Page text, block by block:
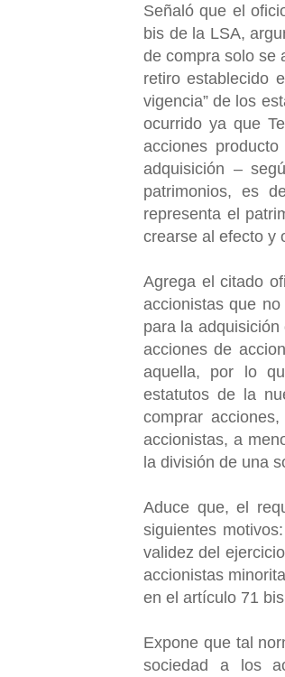
Señaló que el
bis de la LSA,
de compra solo se
retiro establecido
vigencia” de los
ocurrido ya que
acciones
adquisición –
patrimonios, es
representa el
crearse al efecto y
Agrega el citado
accionistas que
para la
acciones de
aquella, por lo
estatutos de la
comprar
accionistas, a
la división de una
Aduce que, el
siguientes
validez del
accionistas
en el artículo 71
Expone que tal
sociedad a los